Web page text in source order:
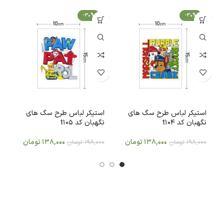
-30%
استیکر لباس طرح سگ های
نگهبان کد t104
198,000 تومان 138,000تومان
-30%
استیکر لباس طرح سگ های
نگهبان کد t105
198,000 تومان 138,000تومان